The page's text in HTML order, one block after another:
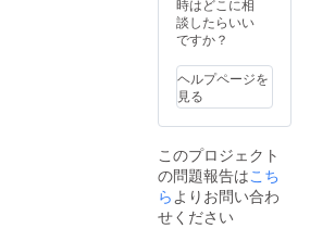
基本的
にその
召し上
がりい
ただく
想定な
お持ち
帰りや
お連れ
の方に
も食べ
をいた
だきま
ノンア
ルコー
ルも可
です。
時はどこに相
談したらいい
ですか？
ヘルプページを
見る
このプロジェクト
の問題報告はこち
らよりお問い合わ
せください